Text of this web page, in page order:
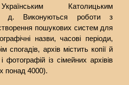
Католицьким
д. Виконуються роботи з
пошукових систем для
назви, часові періоди,
спогадів, архів містить копії й
фотографій із сімейних архівів
понад 4000).